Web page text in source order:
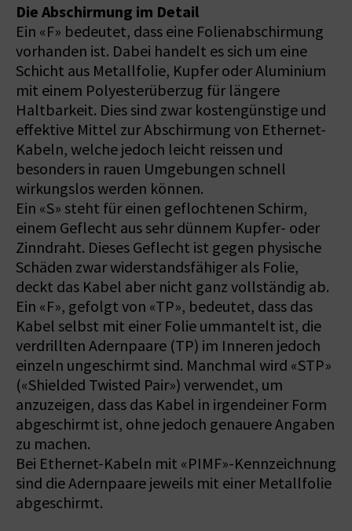
Die Abschirmung im Detail
Ein «F» bedeutet, dass eine Folienabschirmung
vorhanden ist. Dabei handelt es sich um eine
Schicht aus Metallfolie, Kupfer oder Aluminium
mit einem Polyesterüberzug für längere
Haltbarkeit. Dies sind zwar kostengünstige und
effektive Mittel zur Abschirmung von Ethernet-
Kabeln, welche jedoch leicht reissen und
besonders in rauen Umgebungen schnell
wirkungslos werden können.
Ein «S» steht für einen geflochtenen Schirm,
einem Geflecht aus sehr dünnem Kupfer- oder
Zinndraht. Dieses Geflecht ist gegen physische
Schäden zwar widerstandsfähiger als Folie,
deckt das Kabel aber nicht ganz vollständig ab.
Ein «F», gefolgt von «TP», bedeutet, dass das
Kabel selbst mit einer Folie ummantelt ist, die
verdrillten Adernpaare (TP) im Inneren jedoch
einzeln ungeschirmt sind. Manchmal wird «STP»
(«Shielded Twisted Pair») verwendet, um
anzuzeigen, dass das Kabel in irgendeiner Form
abgeschirmt ist, ohne jedoch genauere Angaben
zu machen.
Bei Ethernet-Kabeln mit «PIMF»-Kennzeichnung
sind die Adernpaare jeweils mit einer Metallfolie
abgeschirmt.